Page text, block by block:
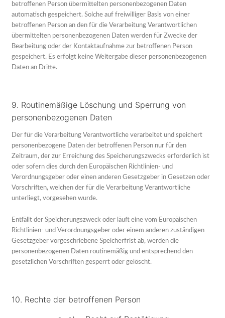
betroffenen Person übermittelten personenbezogenen Daten
automatisch gespeichert. Solche auf freiwilliger Basis von einer
betroffenen Person an den für die Verarbeitung Verantwortlichen
übermittelten personenbezogenen Daten werden für Zwecke der
Bearbeitung oder der Kontaktaufnahme zur betroffenen Person
gespeichert. Es erfolgt keine Weitergabe dieser personenbezogenen
Daten an Dritte.
9. Routinemäßige Löschung und Sperrung von
personenbezogenen Daten
Der für die Verarbeitung Verantwortliche verarbeitet und speichert
personenbezogene Daten der betroffenen Person nur für den
Zeitraum, der zur Erreichung des Speicherungszwecks erforderlich ist
oder sofern dies durch den Europäischen Richtlinien- und
Verordnungsgeber oder einen anderen Gesetzgeber in Gesetzen oder
Vorschriften, welchen der für die Verarbeitung Verantwortliche
unterliegt, vorgesehen wurde.
Entfällt der Speicherungszweck oder läuft eine vom Europäischen
Richtlinien- und Verordnungsgeber oder einem anderen zuständigen
Gesetzgeber vorgeschriebene Speicherfrist ab, werden die
personenbezogenen Daten routinemäßig und entsprechend den
gesetzlichen Vorschriften gesperrt oder gelöscht.
10. Rechte der betroffenen Person